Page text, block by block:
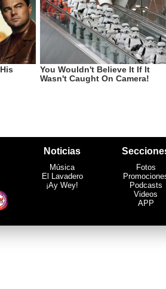
Noticias
Música
El Lavadero
¡Ay Wey!
Fotos
Podcasts
Videos
APP